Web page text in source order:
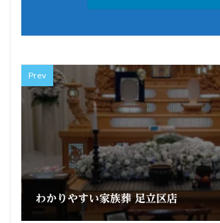
Prev
わかりやすい家族葬 足立区店